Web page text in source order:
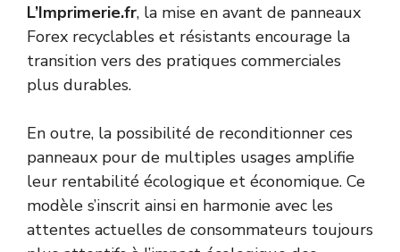
L’Imprimerie.fr, la mise en avant de panneaux
Forex recyclables et résistants encourage la
transition vers des pratiques commerciales
plus durables.
En outre, la possibilité de reconditionner ces
panneaux pour de multiples usages amplifie
leur rentabilité écologique et économique. Ce
modèle s’inscrit ainsi en harmonie avec les
attentes actuelles de consommateurs toujours